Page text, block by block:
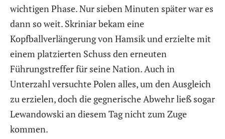
wichtigen Phase. Nur sieben Minuten später war es
dann so weit. Skriniar bekam eine
Kopfballverlängerung von Hamsik und erzielte mit
einem platzierten Schuss den erneuten
Führungstreffer für seine Nation. Auch in
Unterzahl versuchte Polen alles, um den Ausgleich
zu erzielen, doch die gegnerische Abwehr ließ sogar
Lewandowski an diesem Tag nicht zum Zuge
kommen.